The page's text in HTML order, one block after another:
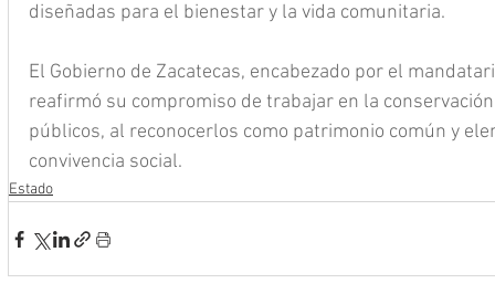
diseñadas para el bienestar y la vida comunitaria.
El Gobierno de Zacatecas, encabezado por el
reafirmó su compromiso de trabajar en la
públicos, al reconocerlos como patrimonio común y
convivencia social.
Estado